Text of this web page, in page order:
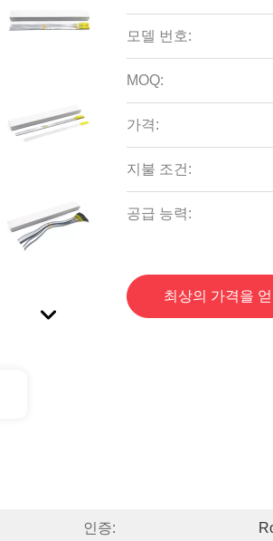
모델 번호:
MOQ:
가격:
지불 조건:
공급 능력:
최상의 가격을
인증: